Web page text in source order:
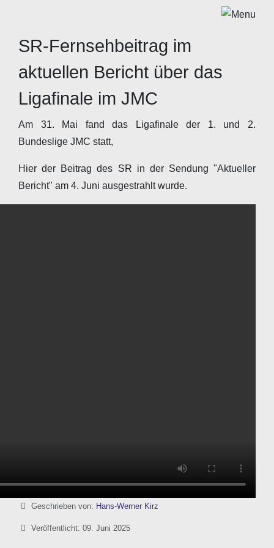
SR-Fernsehbeitrag im
aktuellen Bericht über das
Ligafinale im JMC
Am 31. Mai fand das Ligafinale der 1. und 2.
Bundeslige JMC statt,
Hier der Beitrag des SR in der Sendung "Aktueller
Bericht" am 4. Juni ausgestrahlt wurde.
DetailsGeschrieben von: Hans-Werner Kirz
Veröffentlicht: 09. Juni 2025